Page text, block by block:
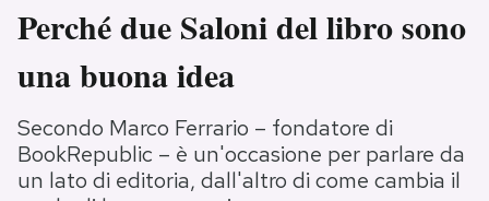
Italia
Politica
Tecnologia
Internet
Scienza
Moda
Storie/Idee
Ok Boomer!
Media
Perché due Saloni del libro sono
una buona idea
Secondo Marco Ferrario – fondatore di
BookRepublic – è un'occasione per parlare da
un lato di editoria, dall'altro di come cambia il